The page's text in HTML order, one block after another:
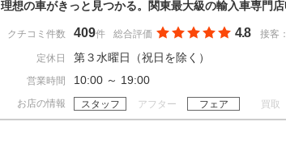
理想の車がきっと見つかる。関東最大級の輸入車専門
クチコミ件数 409件 総合評価 4.8 接客：
定休日 第３水曜日（祝日を除く）
営業時間 10:00 ～ 19:00
お店の情報 スタッフ アフター フェア 買取